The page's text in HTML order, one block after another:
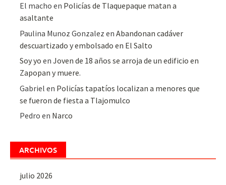
El macho en Policías de Tlaquepaque matan a
asaltante
Paulina Munoz Gonzalez enAbandonan cadáver
descuartizado y embolsado en El Salto
Soy yo enJoven de 18 años se arroja de un edificio en
Zapopan y muere.
Gabriel en Policías tapatíos localizan a menores que
se fueron de fiesta a Tlajomulco
Pedro en Narco
ARCHIVOS
julio 2026